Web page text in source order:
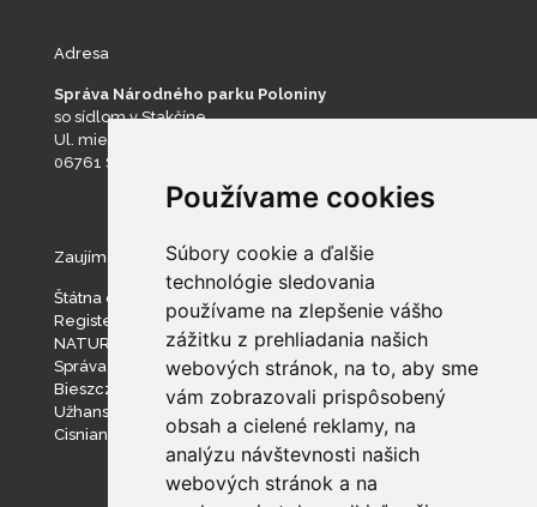
Používame cookies
Súbory cookie a ďalšie
technológie sledovania
používame na zlepšenie vášho
zážitku z prehliadania našich
webových stránok, na to, aby sme
vám zobrazovali prispôsobený
obsah a cielené reklamy, na
analýzu návštevnosti našich
webových stránok a na
Adresa
Správa Národného parku Poloniny
so sídlom v Stakčíne
Ul. mieru 193
06761 Stakčín
Zaujímavé stránky
Štátna ochrana prírody SR
Register ponúkaného majetku štátu
NATURA 2000
Správa slovenských jaskýň
Bieszczadzki Park Narodowy
Užhanský národný prírodný park
Cisniansko-Wetlinský park krajobrazowy